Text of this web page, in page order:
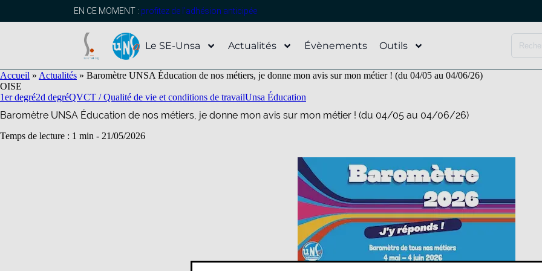
EN CE MOMENT : profitez de l’adhésion anticipée
Le SE-Unsa Actualités Évènements Outils
Accueil » Actualités » Baromètre UNSA Éducation de nos métiers, je donne mon avis sur mon métier ! (du 04/05 au 04/06/26)
OISE
1er degré2d degréQVCT / Qualité de vie et conditions de travailUnsa Éducation
Baromètre UNSA Éducation de nos métiers, je donne mon avis sur mon métier ! (du 04/05 au 04/06/26)
Temps de lecture : 1 min - 21/05/2026